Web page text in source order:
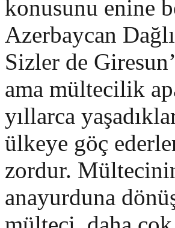
konusunu enine
Azerbaycan
Sizler de
ama mültecilik
yıllarca
ülkeye göç
zordur.
anayurduna